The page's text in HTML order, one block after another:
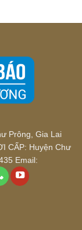
Prông, Gia Lai
CẤP: Huyện Chư
Email: